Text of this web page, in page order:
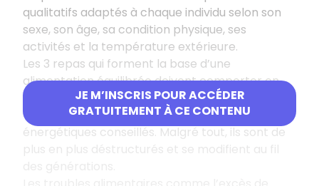
JE M’INSCRIS POUR ACCÉDER
GRATUITEMENT À CE CONTENU
qualitatifs adaptés à chaque individu selon son
sexe, son âge, sa condition physique, ses
activités et la température extérieure.
Les 3 repas qui forment la base d’une
alimentation équilibrée doivent comporter en
pourcentage connu des groupes alimentaires
variés pour répondre à des apports
énergétiques conseillés. Malgré tout, ils sont de